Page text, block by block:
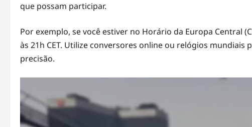
que possam participar.
Por exemplo, se você estiver no Horário da Europa Central
às 21h CET. Utilize conversores online ou relógios
precisão.